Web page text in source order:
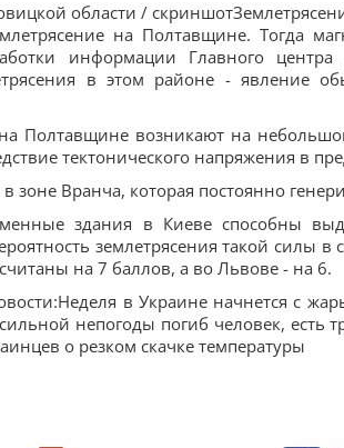
области /
на Полтавщине. Тогда
информации Главного
в этом районе - явление
Полтавщине возникают на
тектонического напряжения в
Вранча, которая постоянно
здания в Киеве способны
землетрясения такой силы в
на 7 баллов, а во Львове - на 6.
в Украине начнется с
непогоды погиб человек,
о резком скачке температуры